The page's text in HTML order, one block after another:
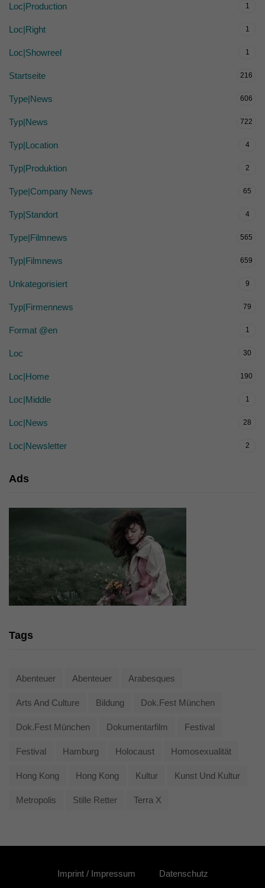
Loc|Production 1
Loc|Right 1
Loc|Showreel 1
Startseite 216
Type|News 606
Typ|News 722
Typ|Location 4
Typ|Produktion 2
Type|Company News 65
Typ|Standort 4
Type|Filmnews 565
Typ|Filmnews 659
Unkategorisiert 9
Typ|Firmennews 79
Format @en 1
Loc 30
Loc|Home 190
Loc|Middle 1
Loc|News 28
Loc|Newsletter 2
Ads
Tags
Abenteuer Abenteuer Arabesques
Arts And Culture Bildung Dok.fest München
Dok.fest München Dokumentarfilm Festival
Festival Hamburg Holocaust Homosexualität
Hong Kong Hong Kong Kultur Kunst Und Kultur
Metropolis Stille Retter Terra X
Imprint / Impressum Datenschutz